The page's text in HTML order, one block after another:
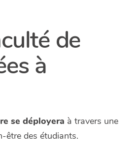
de
à
se déployera à travers une
être des étudiants.